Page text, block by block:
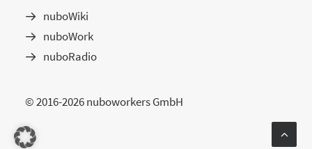
nuboWiki
nuboWork
nuboRadio
© 2016-2026 nuboworkers GmbH